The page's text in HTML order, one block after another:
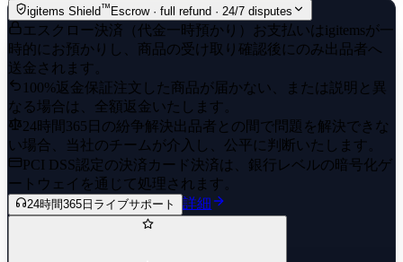
igitems Shield™Escrow · full refund · 24/7 disputes
エスクロー決済（代金一時預かり）
お支払いはigitemsが一
時的にお預かりし、商品の受け取り確認後にのみ出品者へ
送金されます。
100%返金保証 注文した商品が届かない、または説明と異
なる場合は、全額返金いたします。
24時間365日の紛争解決出品者との間で問題を解決できな
い場合、当社のチームが介入し、公平に判断いたします。
PCI DSS認定の決済 カード決済は、銀行レベルの暗号化ゲ
ートウェイを通じて処理されます。
24時間365日ライブサポート 詳細